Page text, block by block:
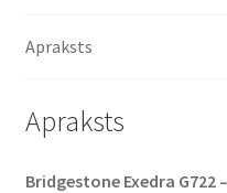
Apraksts
Apraksts
Bridgestone Exedra